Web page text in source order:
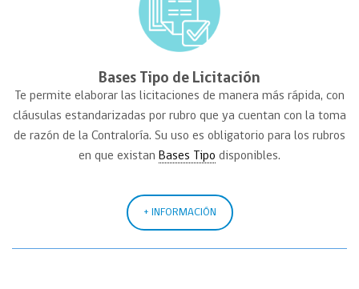
Bases Tipo de Licitación
Te permite elaborar las licitaciones de manera más rápida, con
cláusulas estandarizadas por rubro que ya cuentan con la toma
de razón de la Contraloría. Su uso es obligatorio para los rubros
en que existan Bases Tipo disponibles.
+ INFORMACIÓN